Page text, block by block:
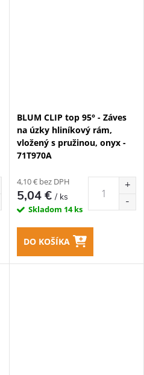
BLUM CLIP top 95° - Záves
na úzky hliníkový rám,
vložený s pružinou, onyx -
71T970A
4,10 € bez DPH
5,04 €/ ks
Skladom 14 ks
DO KOŠÍKA